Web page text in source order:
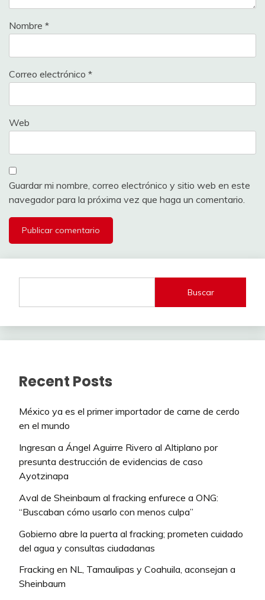
Nombre *
Correo electrónico *
Web
Guardar mi nombre, correo electrónico y sitio web en este
navegador para la próxima vez que haga un comentario.
Buscar
Recent Posts
México ya es el primer importador de carne de cerdo
en el mundo
Ingresan a Ángel Aguirre Rivero al Altiplano por
presunta destrucción de evidencias de caso
Ayotzinapa
Aval de Sheinbaum al fracking enfurece a ONG:
“Buscaban cómo usarlo con menos culpa”
Gobierno abre la puerta al fracking; prometen cuidado
del agua y consultas ciudadanas
Fracking en NL, Tamaulipas y Coahuila, aconsejan a
Sheinbaum